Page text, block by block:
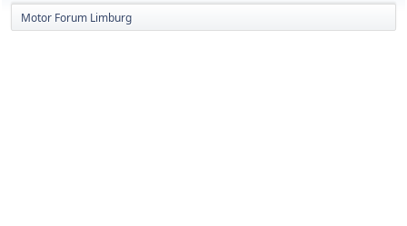
Motor Forum Limburg